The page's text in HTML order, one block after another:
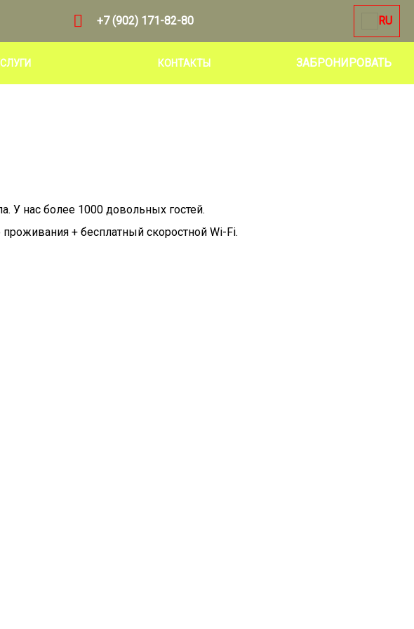
+7 (902) 171-82-80 RU
КОНТАКТЫ ЗАБРОНИРОВАТЬ
У нас более 1000 довольных гостей.
+ бесплатный скоростной Wi-Fi.